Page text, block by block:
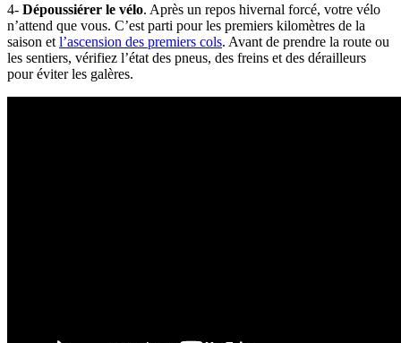
4- Dépoussiérer le vélo. Après un repos hivernal forcé, votre vélo
n’attend que vous. C’est parti pour les premiers kilomètres de la
saison et l’ascension des premiers cols. Avant de prendre la route ou
les sentiers, vérifiez l’état des pneus, des freins et des dérailleurs
pour éviter les galères.